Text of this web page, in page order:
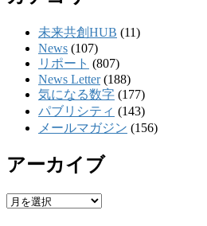
未来共創HUB (11)
News (107)
リポート (807)
News Letter(188)
気になる数字 (177)
パブリシティ (143)
メールマガジン (156)
アーカイブ
ア